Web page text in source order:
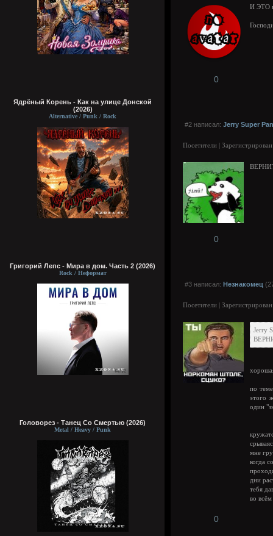
Ядрёный Корень - Как на улице Донской
(2026)
Alternative / Punk / Rock
Григорий Лепс - Мира в дом. Часть 2 (2026)
Rock / Неформат
Головорез - Tанец Со Смертью (2026)
Metal / Heavy / Punk
И ЭТО
0
#2 написал: Jerry Super
Посетители |
0
#3 написал: Незнакомец
Посетители |
Jerry
по
этого
один
мне
когда
дни
тебя
во всём
0